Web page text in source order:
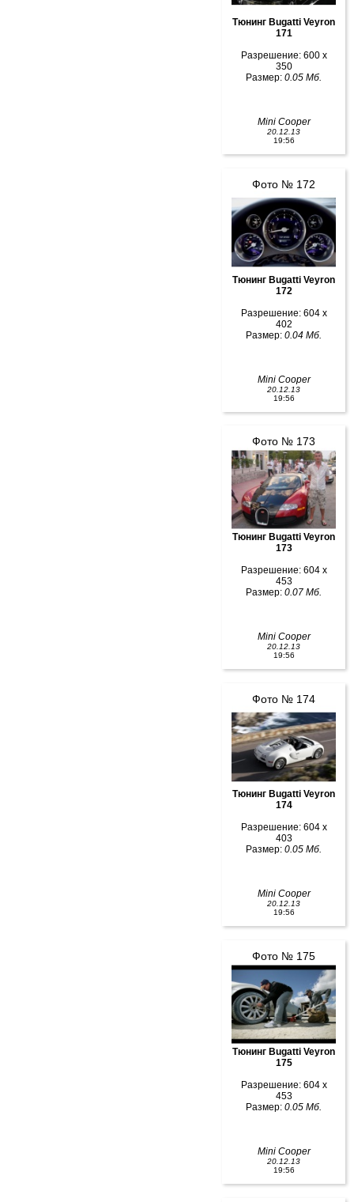
Тюнинг Bugatti Veyron
171
Разрешение: 600 x
350
Размер: 0.05 Мб.
Mini Cooper
20.12.13
19:56
Фото № 172
Тюнинг Bugatti Veyron
172
Разрешение: 604 x
402
Размер: 0.04 Мб.
Mini Cooper
20.12.13
19:56
Фото № 173
Тюнинг Bugatti Veyron
173
Разрешение: 604 x
453
Размер: 0.07 Мб.
Mini Cooper
20.12.13
19:56
Фото № 174
Тюнинг Bugatti Veyron
174
Разрешение: 604 x
403
Размер: 0.05 Мб.
Mini Cooper
20.12.13
19:56
Фото № 175
Тюнинг Bugatti Veyron
175
Разрешение: 604 x
453
Размер: 0.05 Мб.
Mini Cooper
20.12.13
19:56